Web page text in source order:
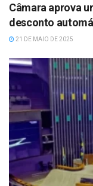
Câmara aprova
desconto
21 DE MAIO DE 2025